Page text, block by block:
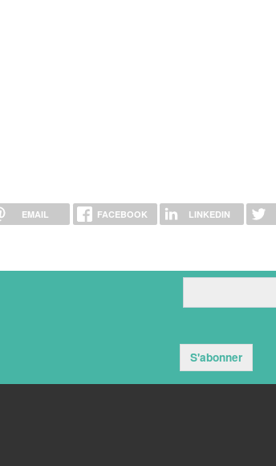
EMAIL FACEBOOK LINKEDIN
S'abonner